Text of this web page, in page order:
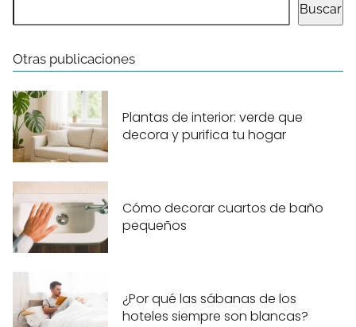
Buscar
Otras publicaciones
Plantas de interior: verde que
decora y purifica tu hogar
Cómo decorar cuartos de baño
pequeños
¿Por qué las sábanas de los
hoteles siempre son blancas?